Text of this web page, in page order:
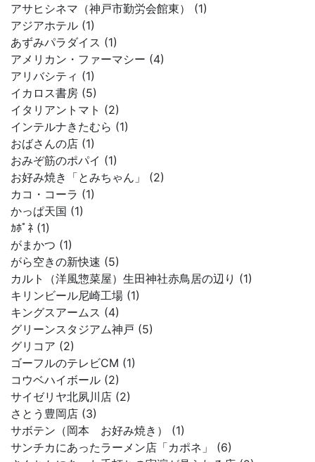
アサヒシネマ（神戸市勤労会館東） (1)
アジアホテル (1)
あずみパラダイス (1)
アメリカン・ファーマシー (4)
アリバシティ (1)
イカロス書房 (5)
イタリアントマト (2)
インテルナきたむら (1)
おばさんの店 (1)
おみぞ筋のポパイ (1)
お好み焼き「とみちゃん」 (2)
カコ・コーラ (1)
かっぱ天国 (1)
ｶﾎﾟﾈ (1)
がまかつ (1)
がら空きの新快速 (5)
カルト（洋風惣菜屋）生田神社赤鳥居の辺り (1)
キリンビール尼崎工場 (1)
キングスアームス (4)
グリーンスタジアム神戸 (5)
グリコア (2)
ゴーフルのテレビCM (1)
コウベハイボール (2)
サイゼリヤ北夙川店 (2)
さとう豊岡店 (3)
サボテン（岡本 お好み焼き） (1)
サンチカにあったラーメン店「カポネ」 (6)